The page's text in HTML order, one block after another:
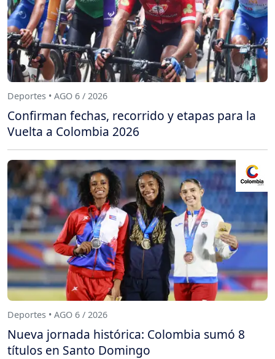
Deportes • AGO 6 / 2026
Confirman fechas, recorrido y etapas para la
Vuelta a Colombia 2026
Deportes • AGO 6 / 2026
Nueva jornada histórica: Colombia sumó 8
títulos en Santo Domingo